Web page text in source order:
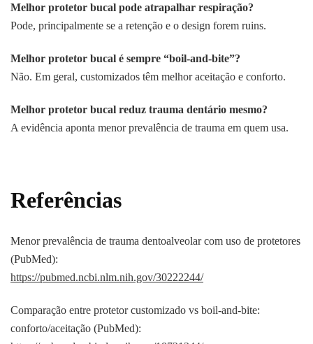
Melhor protetor bucal pode atrapalhar respiração?
Pode, principalmente se a retenção e o design forem ruins.
Melhor protetor bucal é sempre “boil-and-bite”?
Não. Em geral, customizados têm melhor aceitação e conforto.
Melhor protetor bucal reduz trauma dentário mesmo?
A evidência aponta menor prevalência de trauma em quem usa.
Referências
Menor prevalência de trauma dentoalveolar com uso de protetores
(PubMed):
https://pubmed.ncbi.nlm.nih.gov/30222244/
Comparação entre protetor customizado vs boil-and-bite:
conforto/aceitação (PubMed):